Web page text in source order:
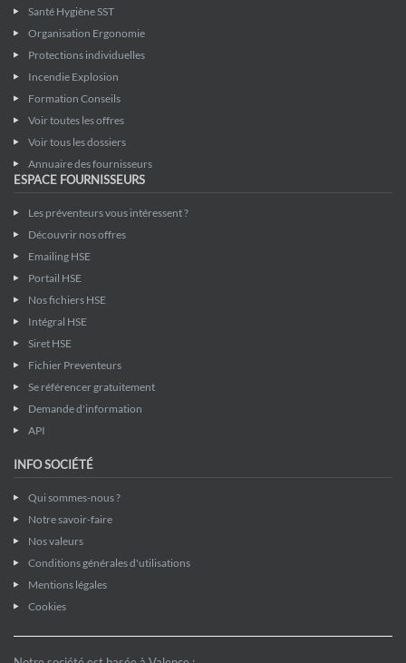
Santé Hygiène SST
Organisation Ergonomie
Protections individuelles
Incendie Explosion
Formation Conseils
Voir toutes les offres
Voir tous les dossiers
Annuaire des fournisseurs
ESPACE FOURNISSEURS
Les préventeurs vous intéressent ?
Découvrir nos offres
Emailing HSE
Portail HSE
Nos fichiers HSE
Intégral HSE
Siret HSE
Fichier Preventeurs
Se référencer gratuitement
Demande d'information
API
INFO SOCIÉTÉ
Qui sommes-nous ?
Notre savoir-faire
Nos valeurs
Conditions générales d'utilisations
Mentions légales
Cookies